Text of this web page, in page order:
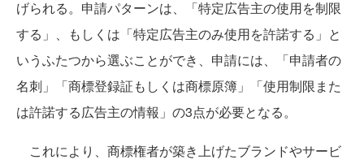
げられる。申請パターンは、「特定広告主の使用を制限
する」、もしくは「特定広告主のみ使用を許諾する」と
いうふたつから選ぶことができ、申請には、「申請者の
名刺」「商標登録証もしくは商標原簿」「使用制限また
は許諾する広告主の情報」の3点が必要となる。
これにより、商標権者が築き上げたブランドやサービ